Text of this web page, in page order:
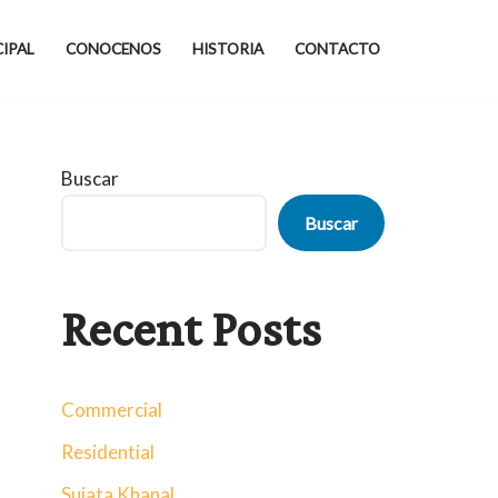
CONOCENOS HISTORIA CONTACTO
Buscar
Buscar
Recent Posts
Commercial
Residential